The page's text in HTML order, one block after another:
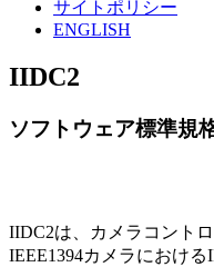
サイトポリシー
ENGLISH
IIDC2
ソフトウェア標準規
IIDC2は、カメラコント
IEEE1394カメラにおけ